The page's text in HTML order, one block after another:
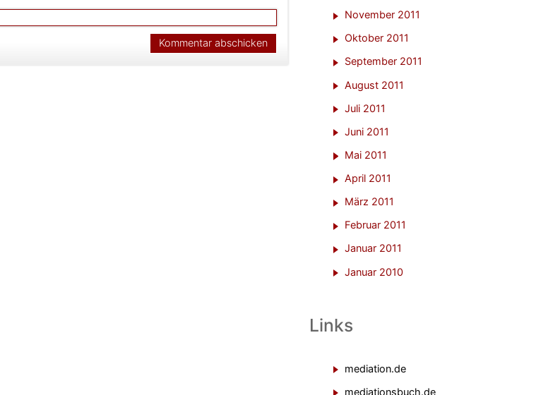
November 2011
Oktober 2011
September 2011
August 2011
Juli 2011
Juni 2011
Mai 2011
April 2011
März 2011
Februar 2011
Januar 2011
Januar 2010
Links
mediation.de
mediationsbuch.de